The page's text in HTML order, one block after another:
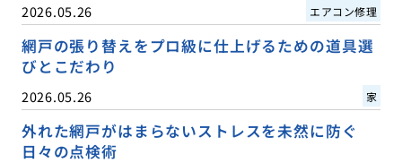
2026.05.26 エアコン修理
網戸の張り替えをプロ級に仕上げるための道具選
びとこだわり
2026.05.26 家
外れた網戸がはまらないストレスを未然に防ぐ
日々の点検術